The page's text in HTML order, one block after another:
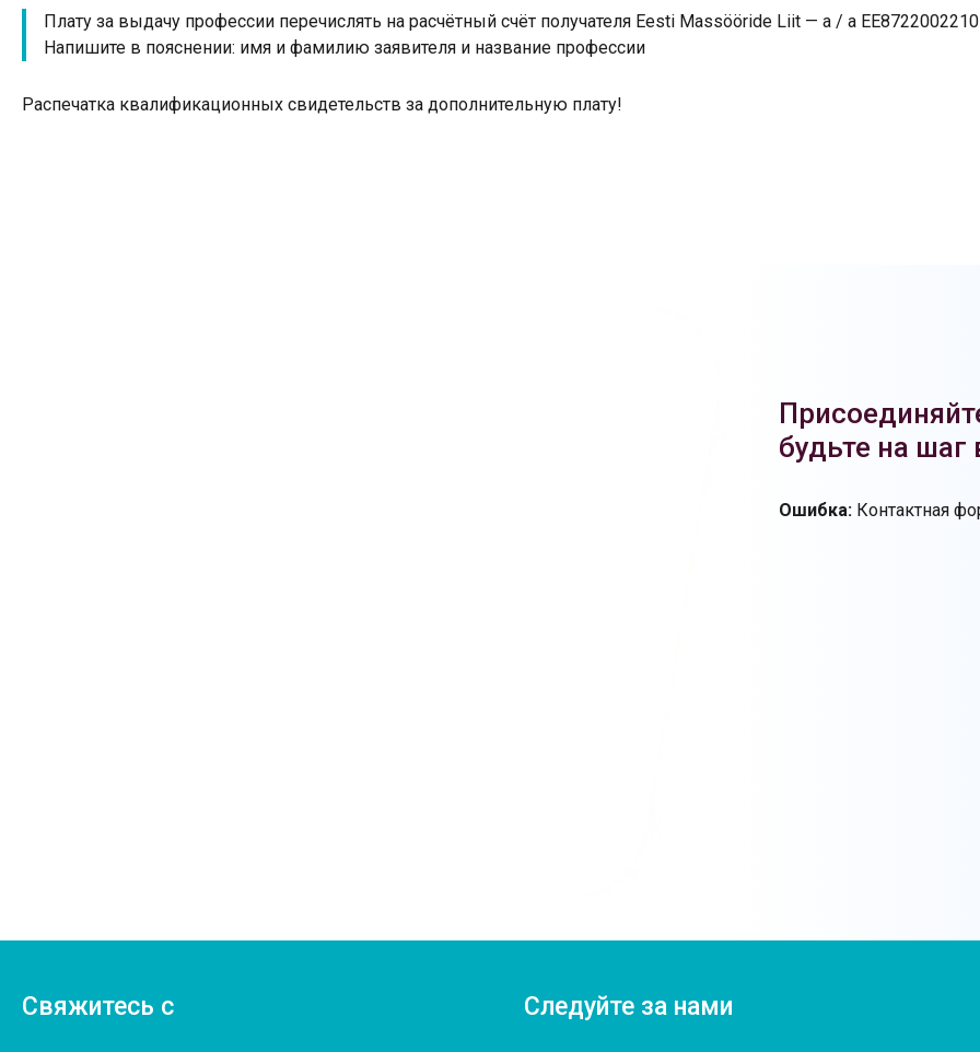
Плату за выдачу профессии перечислять на расчётный счёт получателя Eesti Massööride Liit — a / a
Напишите в пояснении: имя и фамилию заявителя и название профессии
Распечатка квалификационных свидетельств за дополнительную плату!
будьте на
Ошибка: Контактная
Свяжитесь с Следуйте за нами